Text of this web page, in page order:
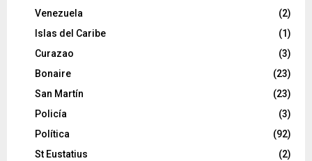
Venezuela
(2)
Islas del Caribe
(1)
Curazao
(3)
Bonaire
(23)
San Martín
(23)
Policía
(3)
Política
(92)
St Eustatius
(2)